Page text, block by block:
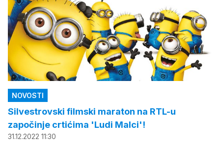
NOVOSTI
Silvestrovski filmski maraton na RTL-u
započinje crtićima 'Ludi Malci'!
31.12.2022 11:30